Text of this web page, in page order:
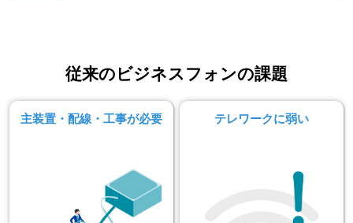
従来のビジネスフォンの課題
主装置・配線・工事が必要 テレワークに弱い